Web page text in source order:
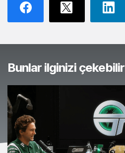
Bunlar ilginizi çekebilir